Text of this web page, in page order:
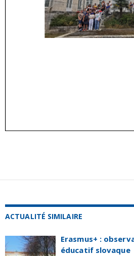
ACTUALITÉ SIMILAIRE
Erasmus+ :
éducatif slovaque